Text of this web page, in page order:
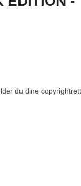
du dine